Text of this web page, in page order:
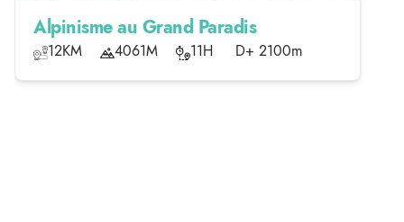
Alpinisme au Grand Paradis
12KM 4061M 11H D+ 2100m